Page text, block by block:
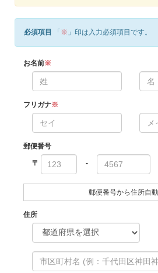
必須項目 「※ 」印は入力必須項目です。
お名前※
フリガナ※
郵便番号
〒 -
郵便番号から住所自
住所